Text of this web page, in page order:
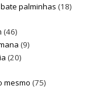
palminhas (18)
(46)
(9)
(20)
mesmo (75)